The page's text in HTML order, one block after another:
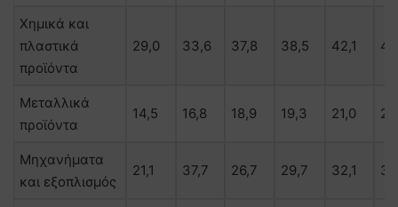
Χημικά και
πλαστικά
προϊόντα
29,0 33,6 37,8 38,5 42,1
Μεταλλικά
προϊόντα
14,5 16,8 18,9 19,3 21,0
Μηχανήματα
και εξοπλισμός
21,1 37,7 26,7 29,7 32,1